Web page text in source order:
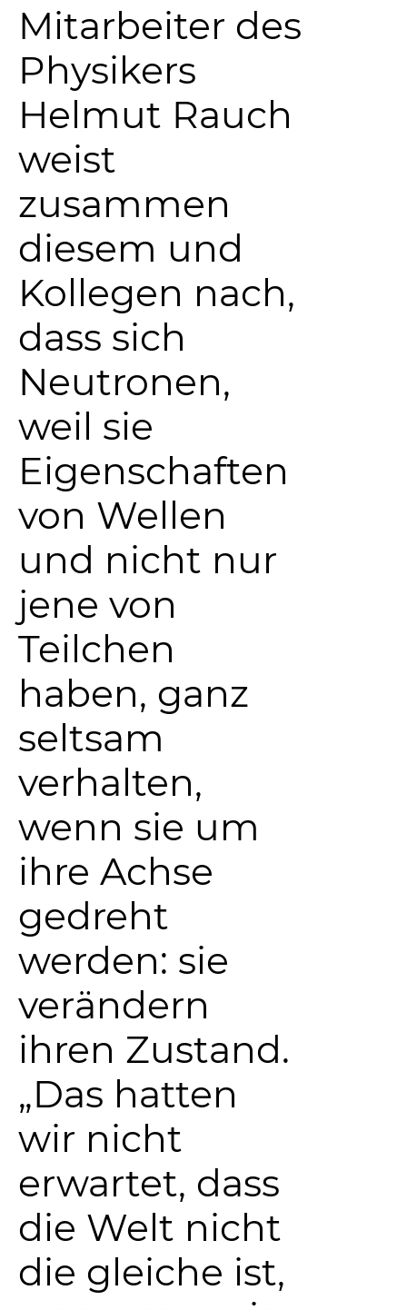
Mitarbeiter des
Physikers
Helmut Rauch
weist
zusammen
diesem und
Kollegen nach,
dass sich
Neutronen,
weil sie
Eigenschaften
von Wellen
und nicht nur
jene von
Teilchen
haben, ganz
seltsam
verhalten,
wenn sie um
ihre Achse
gedreht
werden: sie
verändern
ihren Zustand.
„Das hatten
wir nicht
erwartet, dass
die Welt nicht
die gleiche ist,